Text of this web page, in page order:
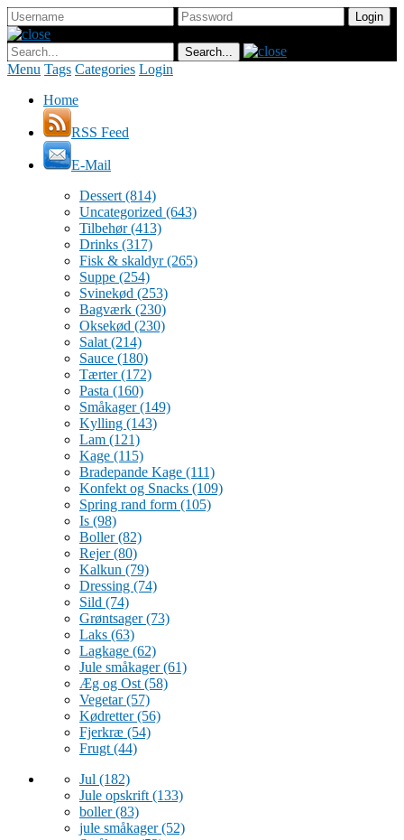
Menu Tags Categories Login
Home
RSS Feed
E-Mail
Dessert (814)
Uncategorized (643)
Tilbehør(413)
Drinks (317)
Fisk & skaldyr(265)
Suppe (254)
Svinekød (253)
Bagværk (230)
Oksekød (230)
Salat (214)
Sauce (180)
Tærter(172)
Pasta (160)
Småkager(149)
Kylling (143)
Lam (121)
Kage (115)
Bradepande Kage (111)
Konfekt og Snacks (109)
Spring rand form (105)
Is (98)
Boller(82)
Rejer(80)
Kalkun (79)
Dressing (74)
Sild (74)
Grøntsager(73)
Laks (63)
Lagkage (62)
Jule småkager(61)
Æg og Ost (58)
Vegetar(57)
Kødretter(56)
Fjerkræ (54)
Frugt (44)
Jul (182)
Jule opskrift (133)
boller(83)
jule småkager(52)